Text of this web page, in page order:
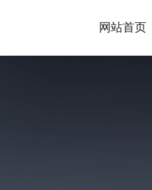
网站首页